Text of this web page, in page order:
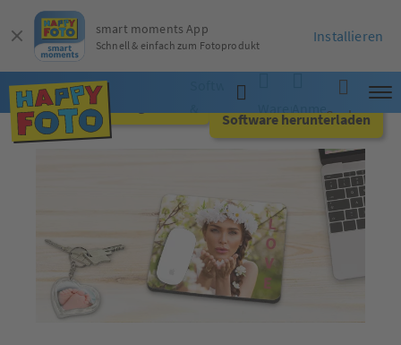
Software
App
WarenkorbAnmelden
Suche
Jetzt online gestalten
Software herunterladen
smart moments App
Schnell & einfach zum Fotoprodukt
Installieren